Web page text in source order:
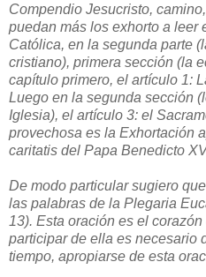
Compendio Jesucristo,
puedan más los exhorto a leer
Católica, en la segunda parte
cristiano), primera sección (la
capítulo primero, el artículo 1:
Luego en la segunda sección
Iglesia), el artículo 3: el
provechosa es la Exhortación
caritatis del Papa Benedicto
De modo particular sugiero
las palabras de la Plegaria
13). Esta oración es el
participar de ella es necesario
tiempo, apropiarse de esta